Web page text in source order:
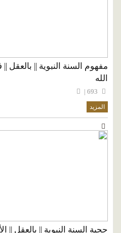
مفهوم السنة النبوية || بالعقل
الله
المزيد
حجية السنة النبوية || بالعقل ||